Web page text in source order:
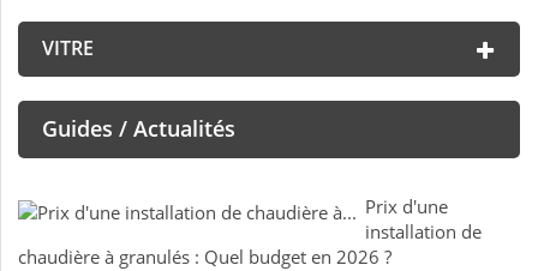
VITRE
Guides / Actualités
Prix d'une
installation de
chaudière à granulés : Quel budget en 2026 ?